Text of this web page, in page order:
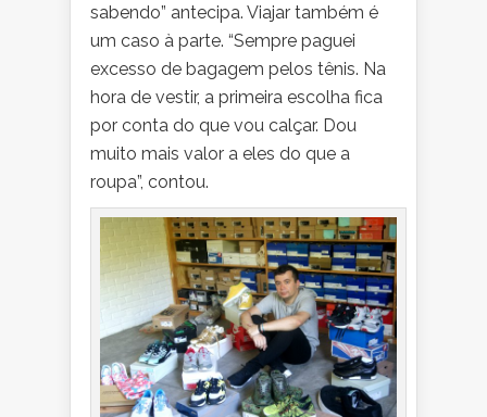
sabendo” antecipa. Viajar também é
um caso à parte. “Sempre paguei
excesso de bagagem pelos tênis. Na
hora de vestir, a primeira escolha fica
por conta do que vou calçar. Dou
muito mais valor a eles do que a
roupa”, contou.